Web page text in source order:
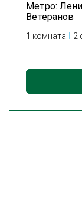
Метро:
Ветеранов
1 комната 2